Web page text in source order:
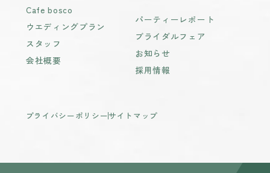
Cafe bosco
ウエディングプラン
スタッフ
会社概要
パーティーレポート
ブライダルフェア
お知らせ
採用情報
プライバシーポリシーサイトマップ